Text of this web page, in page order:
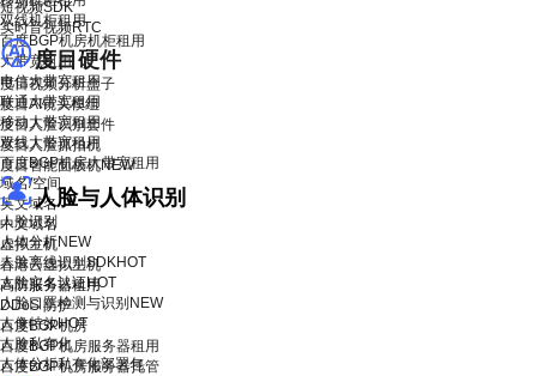
短视频SDK
实时音视频RTC
度目硬件
度目视频分析盒子
度目AI镜头模组
度目人脸识别套件
度目人脸抓拍机
度目智能面板机NEW
人脸与人体识别
人脸识别
人体分析NEW
人脸离线识别SDKHOT
人脸实名认证HOT
人脸口罩检测与识别 NEW
人像特效HOT
人脸私有化
人体分析私有化部署包
双线机柜租用
百度BGP机房机柜租用
大带宽租用
电信大带宽租用
联通大带宽租用
移动大带宽租用
双线大带宽租用
百度BGP机房大带宽租用
域名/空间
英文域名
中文域名
虚拟主机
香港云虚拟主机
高防服务器租用
DDoS 防护
百度BGP机房
百度BGP机房服务器租用
百度BGP机房服务器托管